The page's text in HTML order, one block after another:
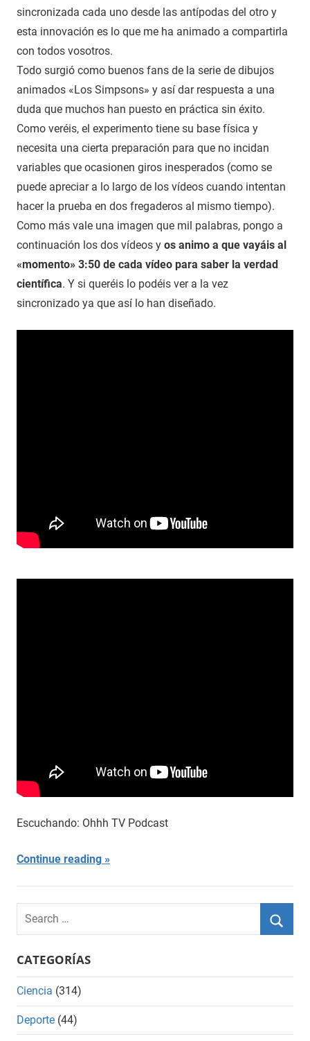
sincronizada cada uno desde las antípodas del otro y
esta innovación es lo que me ha animado a compartirla
con todos vosotros.
Todo surgió como buenos fans de la serie de dibujos
animados «Los Simpsons» y así dar respuesta a una
duda que muchos han puesto en práctica sin éxito.
Como veréis, el experimento tiene su base física y
necesita una cierta preparación para que no incidan
variables que ocasionen giros inesperados (como se
puede apreciar a lo largo de los vídeos cuando intentan
hacer la prueba en dos fregaderos al mismo tiempo).
Como más vale una imagen que mil palabras, pongo a
continuación los dos vídeos y os animo a que vayáis al
«momento» 3:50 de cada vídeo para saber la verdad
científica. Y si queréis lo podéis ver a la vez
sincronizado ya que así lo han diseñado.
Escuchando: Ohhh TV Podcast
Continue reading
Search
for:
CATEGORÍAS
Ciencia (314)
Deporte (44)